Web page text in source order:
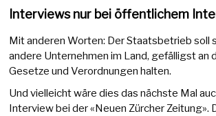
Interviews nur bei öffentlichem
Mit anderen Worten: Der Staatsbetrieb soll
andere Unternehmen im Land, gefälligst an
Gesetze und Verordnungen halten.
Und vielleicht wäre dies das nächste Mal
Interview bei der «Neuen Zürcher Zeitung».